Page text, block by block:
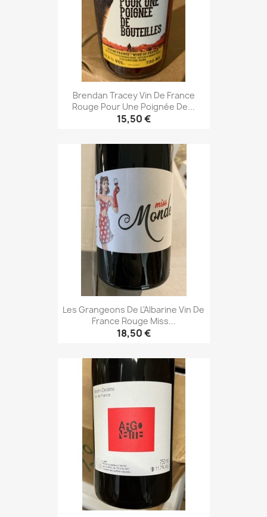
Brendan Tracey Vin De France
Rouge Pour Une Poignée De...
15,50 €
Les Grangeons De L'Albarine Vin De
France Rouge Miss...
18,50 €